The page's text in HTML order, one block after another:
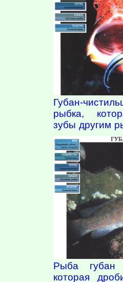
Губан-
рыбка,
зубы другим
Рыба губан
которая